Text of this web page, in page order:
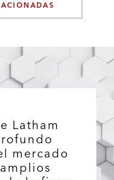
Latham
mercado